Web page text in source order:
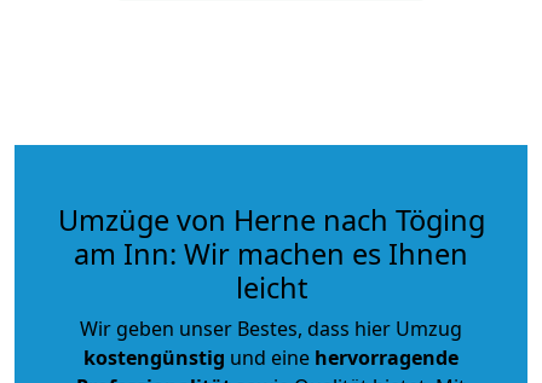
Umzüge von Herne nach Töging
am Inn: Wir machen es Ihnen
leicht
Wir geben unser Bestes, dass hier Umzug
kostengünstig und eine hervorragende